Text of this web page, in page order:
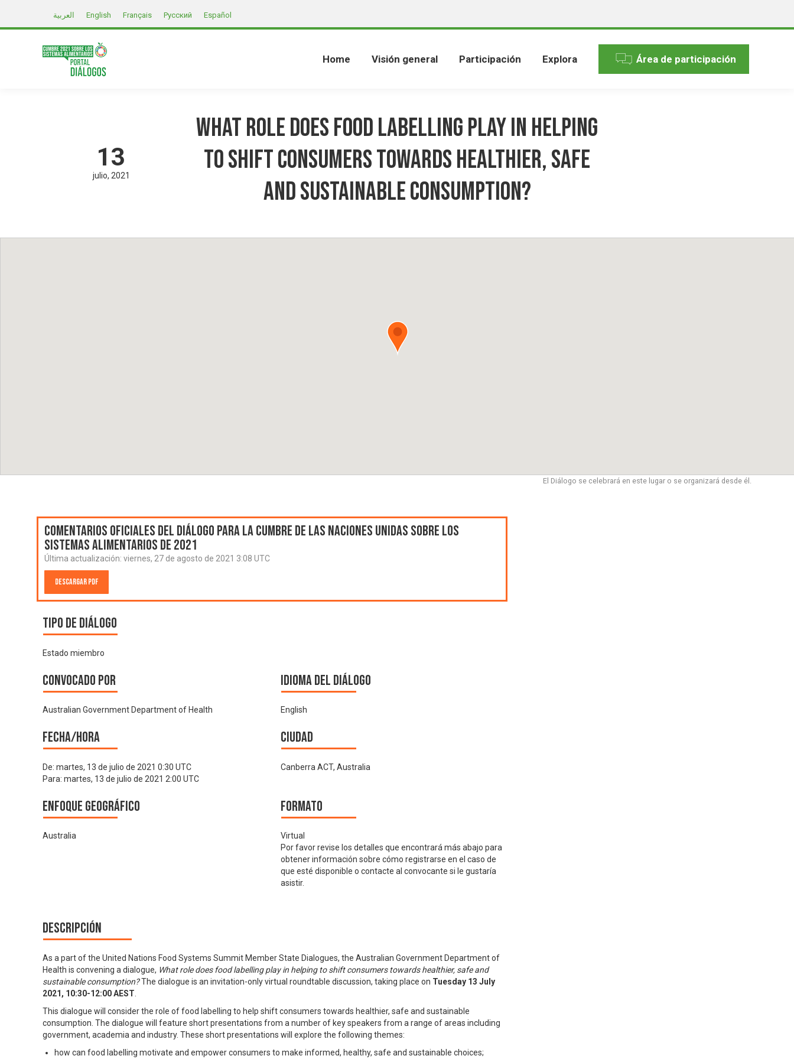
العربية English Français Русский Español
Home Visión general Participación Explora Área de participación
13
julio 2021
What role does food labelling play in helping
to shift consumers towards healthier, safe
and sustainable consumption?
El Diálogo se celebrará en este lugar o se organizará desde él.
Comentarios oficiales del Diálogo para la Cumbre de las Naciones Unidas sobre los
Sistemas Alimentarios de 2021
Última actualización: viernes, 27 de agosto de 2021 3:08 UTC
Descargar PDF
Tipo de diálogo
Estado miembro
Convocado por
Australian Government Department of Health
Idioma del Diálogo
English
Fecha/hora
De: martes, 13 de julio de 2021 0:30 UTC
Para: martes, 13 de julio de 2021 2:00 UTC
Ciudad
Canberra ACT, Australia
Enfoque geográfico
Australia
Formato
Virtual
Por favor revise los detalles que encontrará más abajo para
obtener información sobre cómo registrarse en el caso de
que esté disponible o contacte al convocante si le gustaría
asistir.
Descripción
As a part of the United Nations Food Systems Summit Member State Dialogues, the Australian Government Department of
Health is convening a dialogue, What role does food labelling play in helping to shift consumers towards healthier, safe and
sustainable consumption?The dialogue is an invitation-only virtual roundtable discussion, taking place on Tuesday 13 July
2021, 10:30-12:00 AEST
This dialogue will consider the role of food labelling to help shift consumers towards healthier, safe and sustainable
consumption. The dialogue will feature short presentations from a number of key speakers from a range of areas including
government, academia and industry. These short presentations will explore the following themes:
how can food labelling motivate and empower consumers to make informed, healthy, safe and sustainable choices;